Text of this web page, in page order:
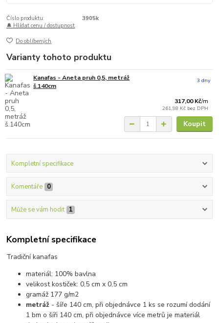
Číslo produktu:
3905k
🔔 Hlídat cenu / dostupnost
Do oblíbených
Varianty tohoto produktu
Kanafas - Aneta pruh 0,5, metráž
š.140cm
317,00 Kč/m
261,98 Kč bez DPH
3 dny
Koupit
Kompletní specifikace
Komentáře 0
Může se vám hodit 1
Kompletní specifikace
Tradiční kanafas
materiál: 100% bavlna
velikost kostiček: 0,5 cm x 0,5 cm
gramáž 177 g/m2
metráž - šíře 140 cm, při objednávce 1 ks se rozumí dodání
1 bm o šíři 140 cm, při objednávce více metrů je materiál